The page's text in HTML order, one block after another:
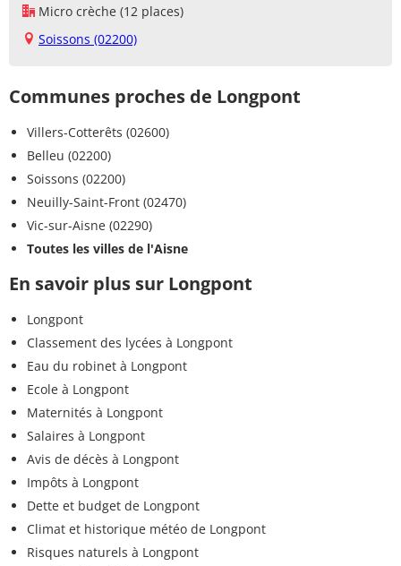
Micro crèche (12 places)
Soissons (02200)
Communes proches de Longpont
Villers-Cotterêts (02600)
Belleu (02200)
Soissons (02200)
Neuilly-Saint-Front (02470)
Vic-sur-Aisne (02290)
Toutes les villes de l'Aisne
En savoir plus sur Longpont
Longpont
Classement des lycées à Longpont
Eau du robinet à Longpont
Ecole à Longpont
Maternités à Longpont
Salaires à Longpont
Avis de décès à Longpont
Impôts à Longpont
Dette et budget de Longpont
Climat et historique météo de Longpont
Risques naturels à Longpont